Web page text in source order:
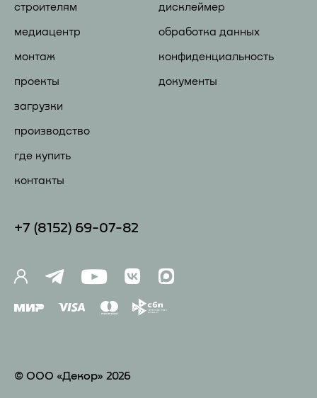
строителям
медиацентр
монтаж
проекты
загрузки
производство
где купить
контакты
дисклеймер
обработка данных
конфиденциальность
документы
+7 (81 52) 69-07-82
© ООО «Декор» 2026